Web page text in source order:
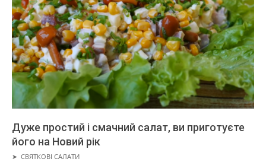
Дуже простий і смачний салат, ви приготуєте
його на Новий рік
2019-
➤ СВЯТКОВІ САЛАТИ